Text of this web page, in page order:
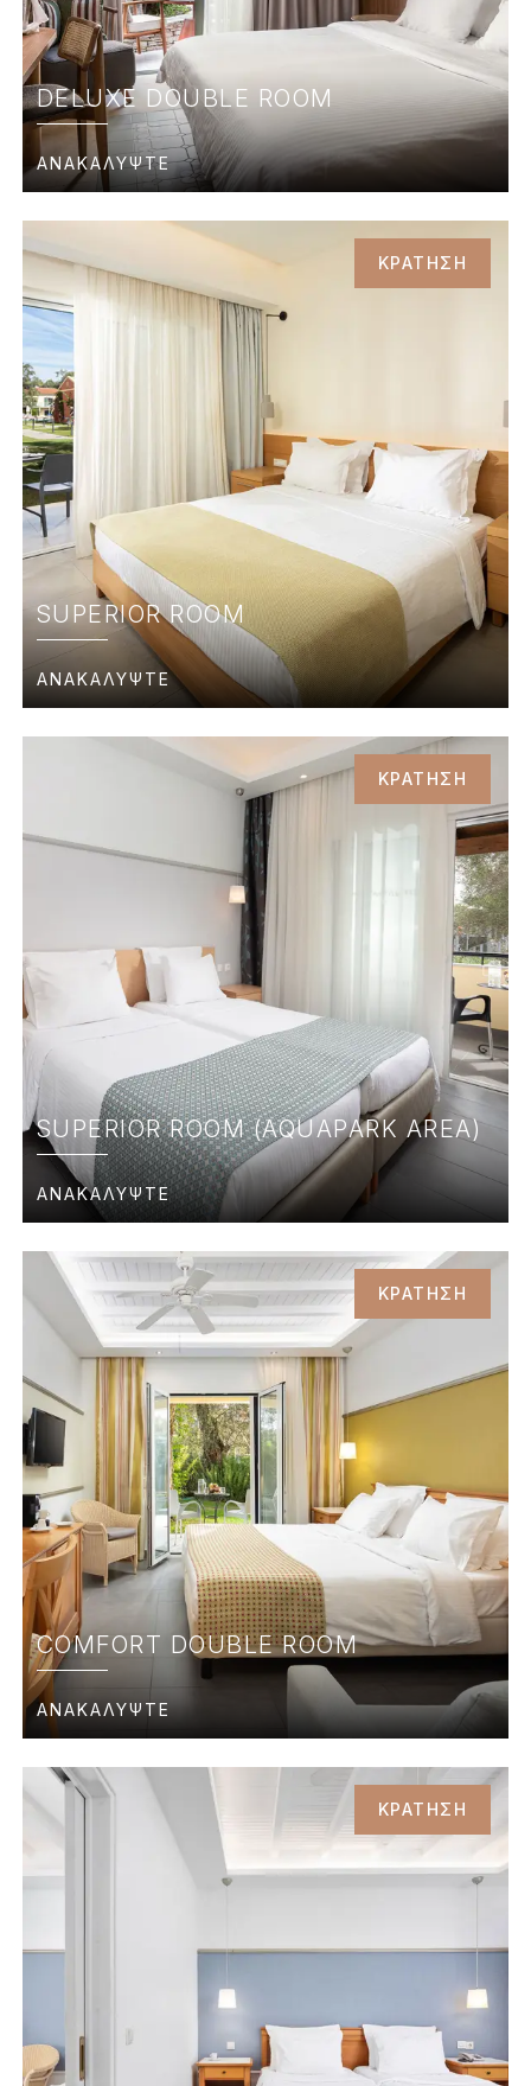
DELUXE DOUBLE ROOM
ΑΝΑΚΑΛΥΨΤΕ
ΚΡΑΤΗΣΗ
SUPERIOR ROOM
ΑΝΑΚΑΛΥΨΤΕ
ΚΡΑΤΗΣΗ
SUPERIOR ROOM (AQUAPARK AREA)
ΑΝΑΚΑΛΥΨΤΕ
ΚΡΑΤΗΣΗ
COMFORT DOUBLE ROOM
ΑΝΑΚΑΛΥΨΤΕ
ΚΡΑΤΗΣΗ